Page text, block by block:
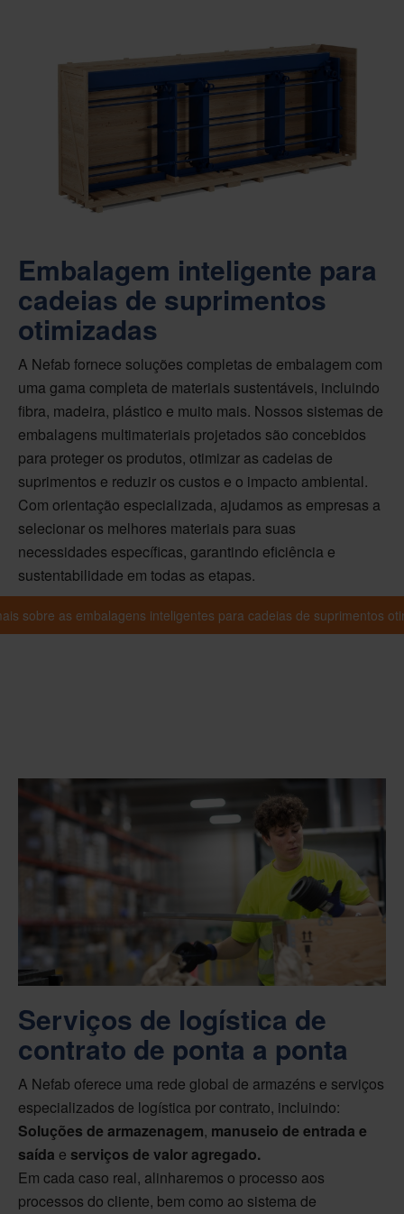
Embalagem inteligente para
cadeias de suprimentos
otimizadas
A Nefab fornece soluções completas de embalagem com
uma gama completa de materiais sustentáveis, incluindo
fibra, madeira, plástico e muito mais. Nossos sistemas de
embalagens multimateriais projetados são concebidos
para proteger os produtos, otimizar as cadeias de
suprimentos e reduzir os custos e o impacto ambiental.
Com orientação especializada, ajudamos as empresas a
selecionar os melhores materiais para suas
necessidades específicas, garantindo eficiência e
sustentabilidade em todas as etapas.
sobre as embalagens inteligentes para cadeias de suprimentos
Serviços de logística de
contrato de ponta a ponta
A Nefab oferece uma rede global de armazéns e serviços
especializados de logística por contrato, incluindo:
Soluções de armazenagem, manuseio de entrada e
saída e serviços de valor agregado.
Em cada caso real, alinharemos o processo aos
processos do cliente, bem como ao sistema de